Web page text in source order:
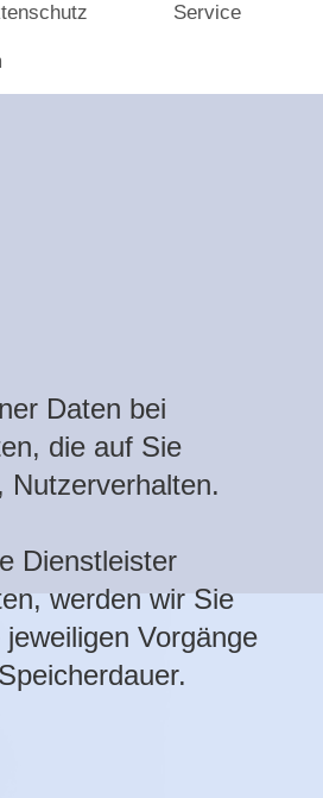
Service
Daten bei
die auf Sie
Nutzerverhalten.
Dienstleister
werden wir Sie
Vorgänge